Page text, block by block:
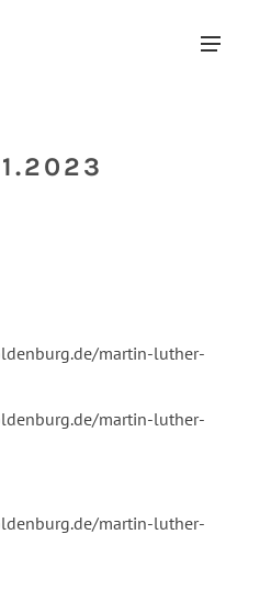
martin-luther-
martin-luther-
martin-luther-